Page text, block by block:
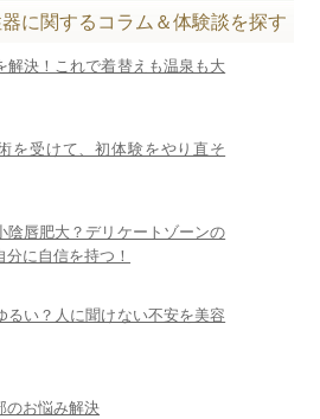
に関するコラム＆体験談を探す
解決！これで着替えも温泉も大
を受けて、初体験をやり直そ
陰唇肥大？デリケートゾーンの
に自信を持つ！
るい？人に聞けない不安を美容
のお悩み解決